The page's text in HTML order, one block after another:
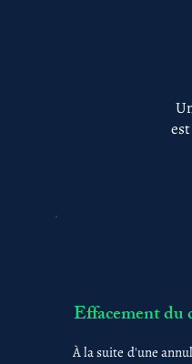
Effacement du
À la suite d'une